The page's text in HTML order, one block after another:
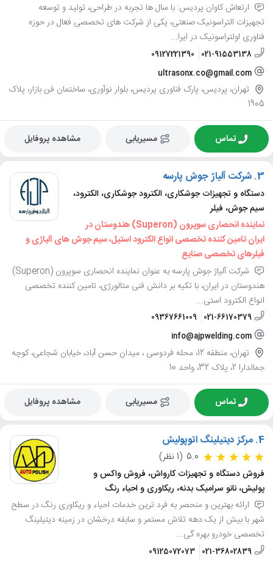
ارتعاش کاوان پردیس: با سال ها تجربه در طراحی، تولید و توسعه
تجهیزات التراسونیک صنعتی، یکی از شرکت های تخصصی فعال در حوزه
فناوری اولتراسونیک در ایرا...
021-91553138
09127221390
ultrasonx.co@gmail.com
تهران، پردیس، پارک فناوری پردیس، بلوار نوآوری، ساختمان فن بازار، پلاک
1905
تماس مسیریابی مشاهده پروفایل
3. شرکت آلیاژ جوش پارسه
دستگاه و تجهیزات جوشکاری، الکترود جوشکاری، الکترود،
سیم جوش، فیلر
نماینده انحصاری سوپرون (Superon) هندوستان در
ایران تامین کننده تخصصی انواع الکترود استیل، سیم جوش های آلیاژی و
فیلرهای تخصصی صنایع
شرکت آلیاژ جوش پارسه به عنوان نماینده انحصاری سوپرون (Superon)
هندوستان در ایران، با تکیه بر دانش فنی متالورژی، تامین کننده تخصصی
انواع الکترود استی...
021-66170379
09367661009
info@ajpwelding.com
تهران، منطقه 12، محله فردوسی ، میدان حسن آباد، خیابان شجاعی، کوچه
جمالدارا 2، پلاک 32، واحد 10
تماس مسیریابی مشاهده پروفایل
4. مرکز دیتیلینگ اتوپولیش
5.0 (1 نظر)
فروش دستگاه و تجهیزات کارواش، فروش واکس و
پولیش، نانو سرامیک بدنه، ریکاوری و احیاء رنگ
ارائه بهترین و منحصر به فرد ترین خدمات احیاء و ریکاوری رنگ در سطح
شهر با بیش از یک دهه تلاش مستمر و سابقه درخشان در زمینه دیتیلینگ
تخصصی خودرو بهره گی...
021-36802839
09125072073